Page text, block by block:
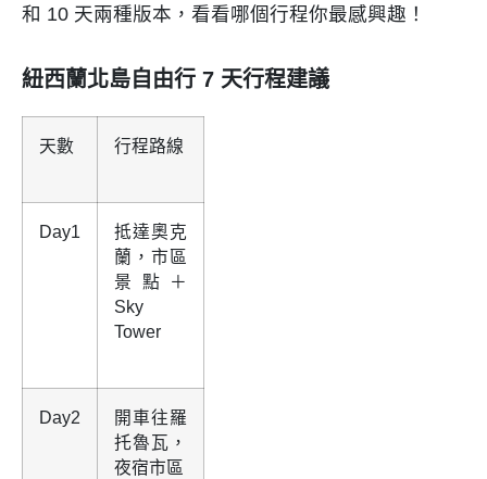
和 10 天兩種版本，看看哪個行程你最感興趣！
紐西蘭北島自由行 7 天行程建議
天數 行程路線
Day1
抵達奧克
蘭，市區
景點＋
Sky
Tower
Day2
開車往羅
托魯瓦，
夜宿市區